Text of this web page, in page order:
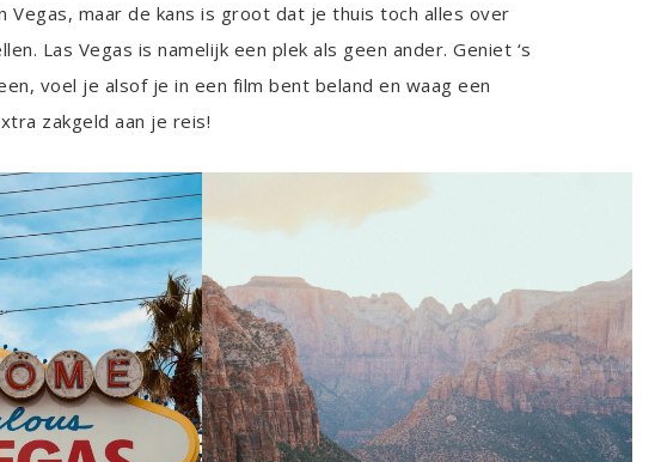
Vegas, maar de kans is groot dat je thuis toch alles over
Las Vegas is namelijk een plek als geen ander. Geniet ‘s
voel je alsof je in een film bent beland en waag een
zakgeld aan je reis!